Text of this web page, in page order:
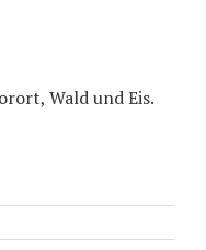
Wald und Eis.